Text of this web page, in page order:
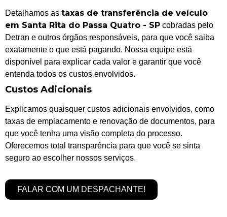
Detalhamos as taxas de transferência de veículo
em Santa Rita do Passa Quatro - SP cobradas pelo
Detran e outros órgãos responsáveis, para que você saiba
exatamente o que está pagando. Nossa equipe está
disponível para explicar cada valor e garantir que você
entenda todos os custos envolvidos.
Custos Adicionais
Explicamos quaisquer custos adicionais envolvidos, como
taxas de emplacamento e renovação de documentos, para
que você tenha uma visão completa do processo.
Oferecemos total transparência para que você se sinta
seguro ao escolher nossos serviços.
FALAR COM UM DESPACHANTE!